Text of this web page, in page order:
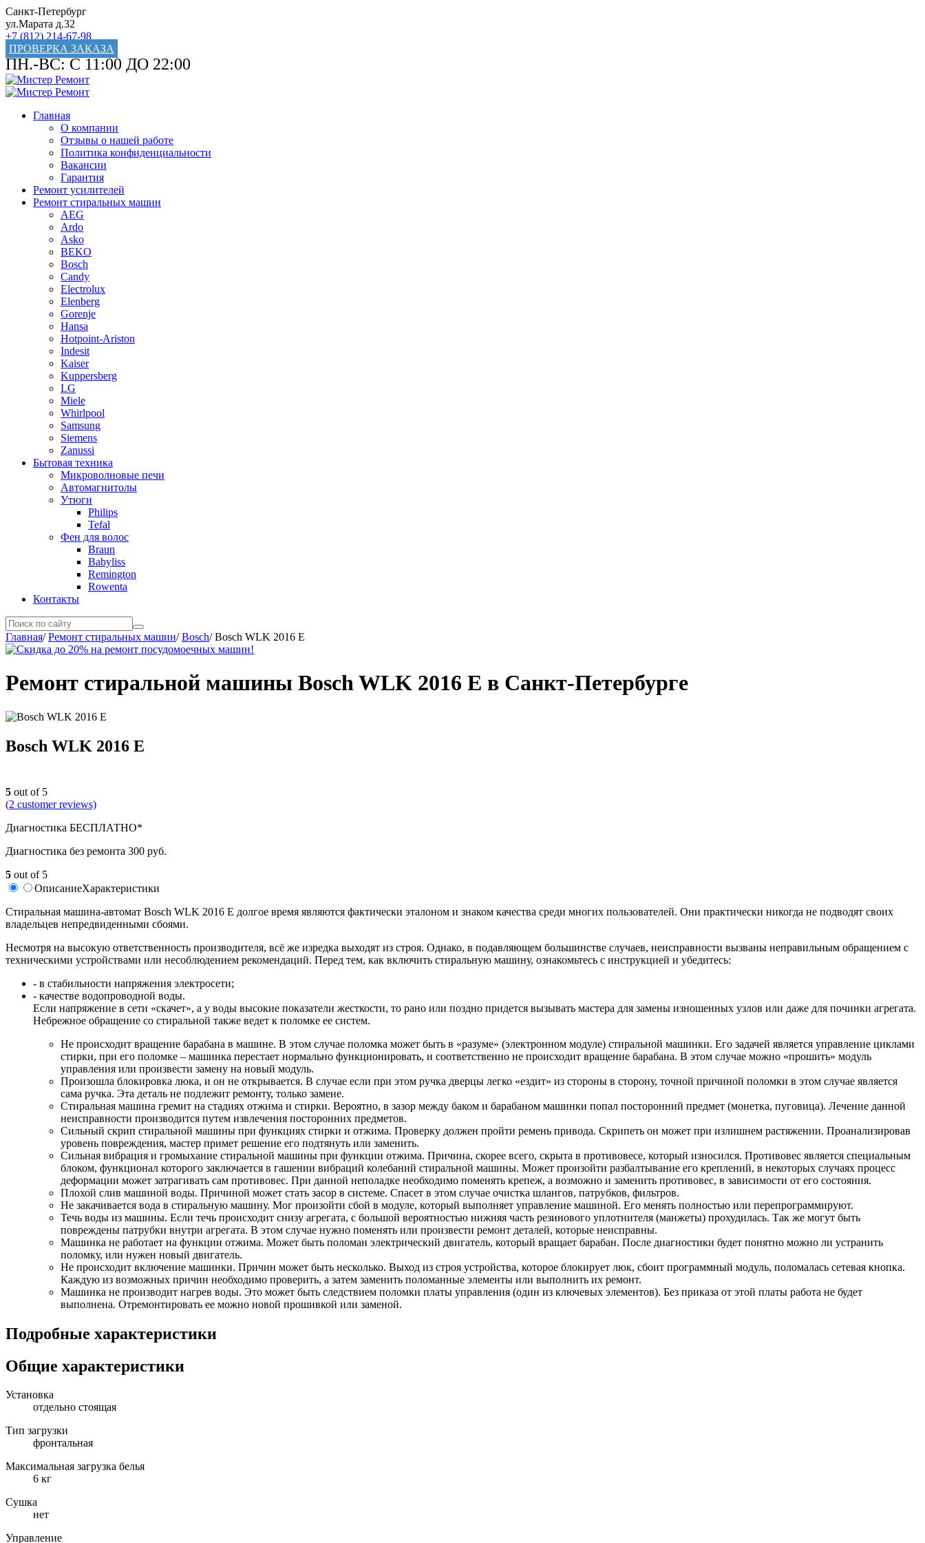
Санкт-Петербург
ул.Марата д.32
+7 (812) 214-67-98
ПРОВЕРКА ЗАКАЗА
ПН.-ВС: С 11:00 ДО 22:00
Главная
О компании
Отзывы о нашей работе
Политика конфиденциальности
Вакансии
Гарантия
Ремонт усилителей
Ремонт стиральных машин
AEG
Ardo
Asko
BEKO
Bosch
Candy
Electrolux
Elenberg
Gorenje
Hansa
Hotpoint-Ariston
Indesit
Kaiser
Kuppersberg
LG
Miele
Whirlpool
Samsung
Siemens
Zanussi
Бытовая техника
Микроволновые печи
Автомагнитолы
Утюги
Philips
Tefal
Фен для волос
Braun
Babyliss
Remington
Rowenta
Контакты
Главная/Ремонт стиральных машин/Bosch/Bosch WLK 2016 E
Ремонт стиральной машины Bosch WLK 2016 E в Санкт-Петербурге
Bosch WLK 2016 E
5 out of 5
(2 customer reviews)
Диагностика БЕСПЛАТНО*
Диагностика без ремонта 300 руб.
5 out of 5
ОписаниеХарактеристики
Cтиральная машина-автомат Bosch WLK 2016 E долгое время являются фактически эталоном и знаком качества среди многих пользователей. Они практически никогда не подводят своих
владельцев непредвиденными сбоями.
Несмотря на высокую ответственность производителя, всё же изредка выходят из строя. Однако, в подавляющем большинстве случаев, неисправности вызваны неправильным обращением с
техническими устройствами или несоблюдением рекомендаций. Перед тем, как включить стиральную машину, ознакомьтесь с инструкцией и убедитесь:
- в стабильности напряжения электросети;
- качестве водопроводной воды.
Если напряжение в сети «скачет», а у воды высокие показатели жесткости, то рано или поздно придется вызывать мастера для замены изношенных узлов или даже для починки агрегата.
Небрежное обращение со стиральной также ведет к поломке ее систем.
Не происходит вращение барабана в машине. В этом случае поломка может быть в «разуме» (электронном модуле) стиральной машинки. Его задачей является управление циклами
стирки, при его поломке – машинка перестает нормально функционировать, и соответственно не происходит вращение барабана. В этом случае можно «прошить» модуль
управления или произвести замену на новый модуль.
Произошла блокировка люка, и он не открывается. В случае если при этом ручка дверцы легко «ездит» из стороны в сторону, точной причиной поломки в этом случае является
сама ручка. Эта деталь не подлежит ремонту, только замене.
Стиральная машина гремит на стадиях отжима и стирки. Вероятно, в зазор между баком и барабаном машинки попал посторонний предмет (монетка, пуговица). Лечение данной
неисправности производится путем извлечения посторонних предметов.
Сильный скрип стиральной машины при функциях стирки и отжима. Проверку должен пройти ремень привода. Скрипеть он может при излишнем растяжении. Проанализировав
уровень повреждения, мастер примет решение его подтянуть или заменить.
Сильная вибрация и громыхание стиральной машины при функции отжима. Причина, скорее всего, скрыта в противовесе, который износился. Противовес является специальным
блоком, функционал которого заключается в гашении вибраций колебаний стиральной машины. Может произойти разбалтывание его креплений, в некоторых случаях процесс
деформации может затрагивать сам противовес. При данной неполадке необходимо поменять крепеж, а возможно и заменить противовес, в зависимости от его состояния.
Плохой слив машиной воды. Причиной может стать засор в системе. Спасет в этом случае очистка шлангов, патрубков, фильтров.
Не закачивается вода в стиральную машину. Мог произойти сбой в модуле, который выполняет управление машиной. Его менять полностью или перепрограммируют.
Течь воды из машины. Если течь происходит снизу агрегата, с большой вероятностью нижняя часть резинового уплотнителя (манжеты) прохудилась. Так же могут быть
повреждены патрубки внутри агрегата. В этом случае нужно поменять или произвести ремонт деталей, которые неисправны.
Машинка не работает на функции отжима. Может быть поломан электрический двигатель, который вращает барабан. После диагностики будет понятно можно ли устранить
поломку, или нужен новый двигатель.
Не происходит включение машинки. Причин может быть несколько. Выход из строя устройства, которое блокирует люк, сбоит программный модуль, поломалась сетевая кнопка.
Каждую из возможных причин необходимо проверить, а затем заменить поломанные элементы или выполнить их ремонт.
Машинка не производит нагрев воды. Это может быть следствием поломки платы управления (один из ключевых элементов). Без приказа от этой платы работа не будет
выполнена. Отремонтировать ее можно новой прошивкой или заменой.
Подробные характеристики
Общие характеристики
Установка
отдельно стоящая
Тип загрузки
фронтальная
Максимальная загрузка белья
6 кг
Сушка
нет
Управление